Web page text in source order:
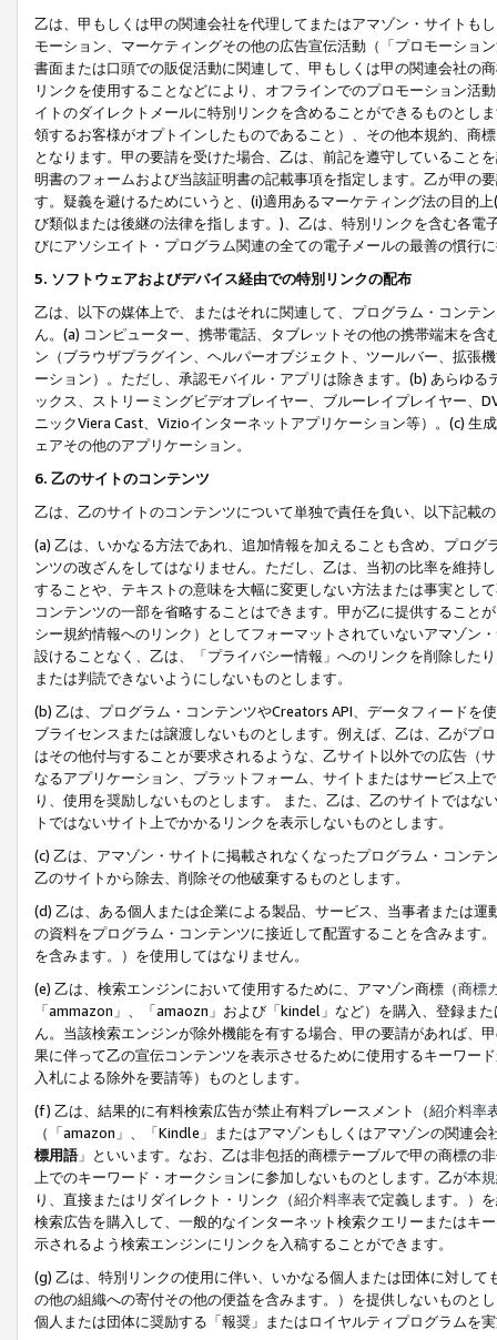
乙は、甲もしくは甲の関連会社を代理してまたはアマゾン・サイトも
モーション、マーケティングその他の広告宣伝活動（「プロモーショ
書面または口頭での販促活動に関連して、甲もしくは甲の関連会社の
リンクを使用することなどにより、オフラインでのプロモーション活
イトのダイレクトメールに特別リンクを含めることができるものとし
領するお客様がオプトインしたものであること）、その他本規約、商
となります。甲の要請を受けた場合、乙は、前記を遵守していること
明書のフォームおよび当該証明書の記載事項を指定します。乙が甲の
す。疑義を避けるためにいうと、(i)適用あるマーケティング法の目的
び類似または後継の法律を指します。)、乙は、特別リンクを含む各
びにアソシエイト・プログラム関連の全ての電子メールの最善の慣行
5. ソフトウェアおよびデバイス経由での特別リンクの配布
乙は、以下の媒体上で、またはそれに関連して、プログラム・コンテ
ん。(a) コンピューター、携帯電話、タブレットその他の携帯端末を
ン（ブラウザプラグイン、ヘルパーオブジェクト、ツールバー、拡張
ーション）。ただし、承認モバイル・アプリは除きます。(b) あらゆ
ックス、ストリーミングビデオプレイヤー、ブルーレイプレイヤー、
ニックViera Cast、Vizioインターネットアプリケーション等）。(c)
ェアその他のアプリケーション。
6. 乙のサイトのコンテンツ
乙は、乙のサイトのコンテンツについて単独で責任を負い、以下記載
(a) 乙は、いかなる方法であれ、追加情報を加えることも含め、プロ
ンツの改ざんをしてはなりません。ただし、乙は、当初の比率を維持
することや、テキストの意味を大幅に変更しない方法または事実とし
コンテンツの一部を省略することはできます。甲が乙に提供すること
シー規約情報へのリンク）としてフォーマットされていないアマゾン
設けることなく、乙は、「プライバシー情報」へのリンクを削除した
または判読できないようにしないものとします。
(b) 乙は、プログラム・コンテンツやCreators API、データフィード
ブライセンスまたは譲渡しないものとします。例えば、乙は、乙がプ
はその他付与することが要求されるような、乙サイト以外での広告（
なるアプリケーション、プラットフォーム、サイトまたはサービス上
り、使用を奨励しないものとします。 また、乙は、乙のサイトでは
トではないサイト上でかかるリンクを表示しないものとします。
(c) 乙は、アマゾン・サイトに掲載されなくなったプログラム・コン
乙のサイトから除去、削除その他破棄するものとします。
(d) 乙は、ある個人または企業による製品、サービス、当事者または
の資料をプログラム・コンテンツに接近して配置することを含みます
を含みます。）を使用してはなりません。
(e) 乙は、検索エンジンにおいて使用するために、アマゾン商標（商標
「ammazon」、「amaozn」および「kindel」など）を購入、登録ま
ん。当該検索エンジンが除外機能を有する場合、甲の要請があれば、
果に伴って乙の宣伝コンテンツを表示させるために使用するキーワー
入札による除外を要請等）ものとします。
(f) 乙は、結果的に有料検索広告が禁止有料プレースメント（紹介料率
（「amazon」、「Kindle」またはアマゾンもしくはアマゾンの関連
標用語」といいます。なお、乙は非包括的商標テーブルで甲の商標の
上でのキーワード・オークションに参加しないものとします。乙が本
り、直接またはリダイレクト・リンク（紹介料率表で定義します。）
検索広告を購入して、一般的なインターネット検索クエリーまたはキ
示されるよう検索エンジンにリンクを入稿することができます。
(g) 乙は、特別リンクの使用に伴い、いかなる個人または団体に対し
の他の組織への寄付その他の便益を含みます。）を提供しないものと
個人または団体に奨励する「報奨」またはロイヤルティプログラムを